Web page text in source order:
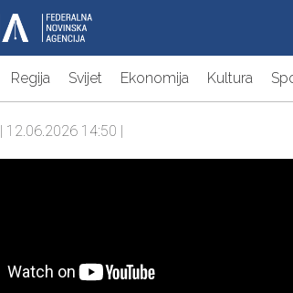
Regija Svijet Ekonomija Kultura
| 12.06.2026 14:50 |